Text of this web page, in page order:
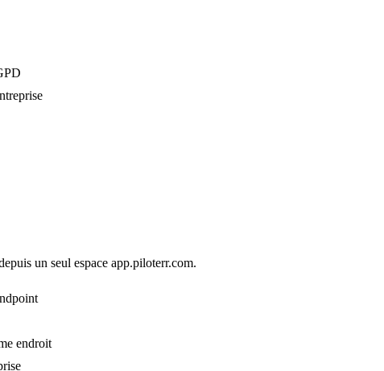
un seul espace app.piloterr.com.
endroit